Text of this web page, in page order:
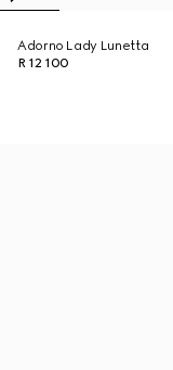
Adorno Lady Lunetta
R 12 100